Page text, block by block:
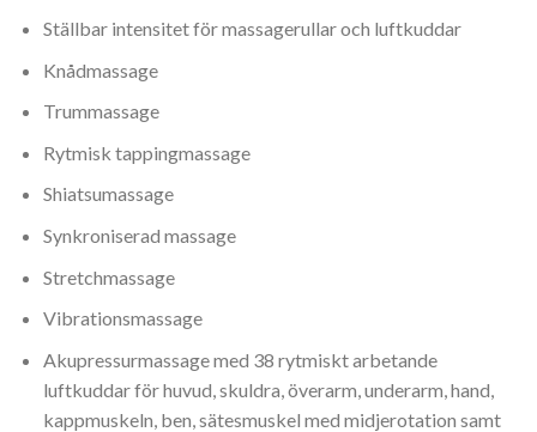
Ställbar intensitet för massagerullar och luftkuddar
Knådmassage
Trummassage
Rytmisk tappingmassage
Shiatsumassage
Synkroniserad massage
Stretchmassage
Vibrationsmassage
Akupressurmassage med 38 rytmiskt arbetande
luftkuddar för huvud, skuldra, överarm, underarm, hand,
kappmuskeln, ben, sätesmuskel med midjerotation samt